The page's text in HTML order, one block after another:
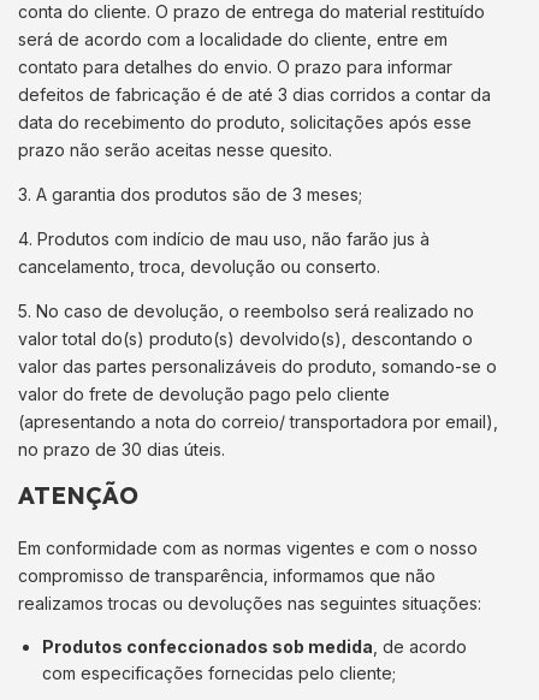
conta do cliente. O prazo de entrega do material restituído
será de acordo com a localidade do cliente, entre em
contato para detalhes do envio. O prazo para informar
defeitos de fabricação é de até 3 dias corridos a contar da
data do recebimento do produto, solicitações após esse
prazo não serão aceitas nesse quesito.
3. A garantia dos produtos são de 3 meses;
4. Produtos com indício de mau uso, não farão jus à
cancelamento, troca, devolução ou conserto.
5. No caso de devolução, o reembolso será realizado no
valor total do(s) produto(s) devolvido(s), descontando o
valor das partes personalizáveis do produto, somando-se o
valor do frete de devolução pago pelo cliente
(apresentando a nota do correio/ transportadora por email),
no prazo de 30 dias úteis.
ATENÇÃO
Em conformidade com as normas vigentes e com o nosso
compromisso de transparência, informamos que não
realizamos trocas ou devoluções nas seguintes situações:
Produtos confeccionados sob medida , de acordo
com especificações fornecidas pelo cliente;